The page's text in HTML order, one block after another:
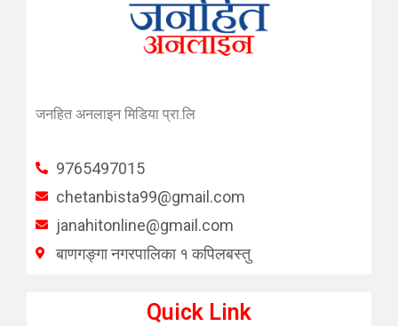
जनहित अनलाइन मिडिया प्रा.लि
9765497015
chetanbista99@gmail.com
janahitonline@gmail.com
बाणगङ्गा नगरपालिका १ कपिलबस्तु
Quick Link